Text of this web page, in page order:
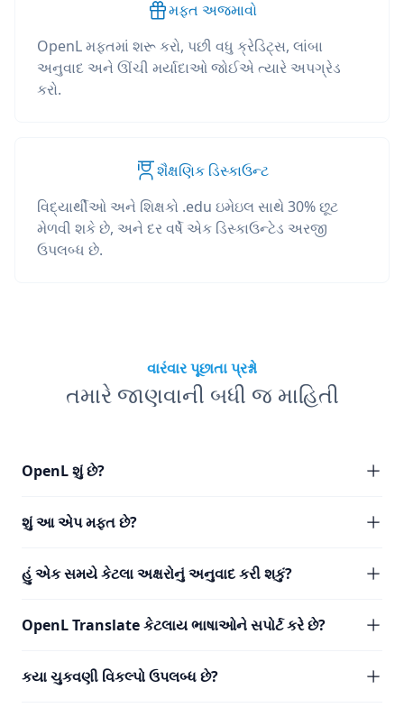
મફત અજમાવો
OpenL મફતમાં શરૂ કરો, પછી વધુ ક્રેડિટ્સ, લાંબા
અનુવાદ અને ઊંચી મર્યાદાઓ જોઈએ ત્યારે અપગ્રેડ
કરો.
શૈક્ષણિક ડિસ્કાઉન્ટ
વિદ્યાર્થીઓ અને શિક્ષકો .edu ઇમેઇલ સાથે 30% છૂટ
મેળવી શકે છે, અને દર વર્ષે એક ડિસ્કાઉન્ટેડ અરજી
ઉપલબ્ધ છે.
વારંવાર પૂછાતા પ્રશ્નો
તમારે જાણવાની બધી જ માહિતી
OpenL શું છે?
શું આ એપ મફત છે?
હું એક સમયે કેટલા અક્ષરોનું અનુવાદ કરી શકું?
OpenL Translate કેટલાય ભાષાઓને સપોર્ટ કરે છે?
કયા ચુકવણી વિકલ્પો ઉપલબ્ધ છે?